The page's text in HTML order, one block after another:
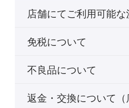
店舗にてご利用可能
免税について
不良品について
返金・交換について（